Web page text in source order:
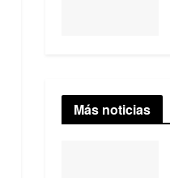
Más noticias